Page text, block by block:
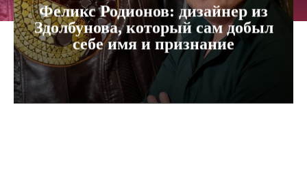
Феликс Родионов: дизайнер из
Здолбунова, который сам добыл
себе имя и признание